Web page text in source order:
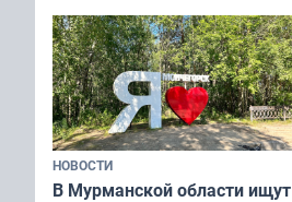
и фотографов
НОВОСТИ
В Мурманской области ищут